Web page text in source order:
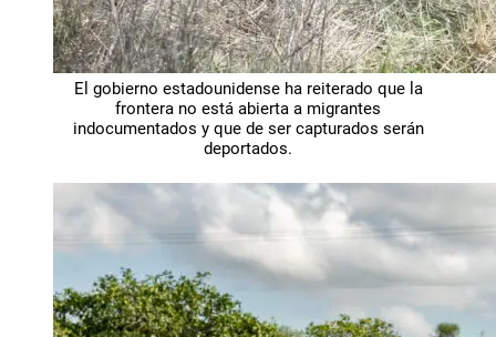
El gobierno estadounidense ha reiterado que la
frontera no está abierta a migrantes
indocumentados y que de ser capturados serán
deportados.